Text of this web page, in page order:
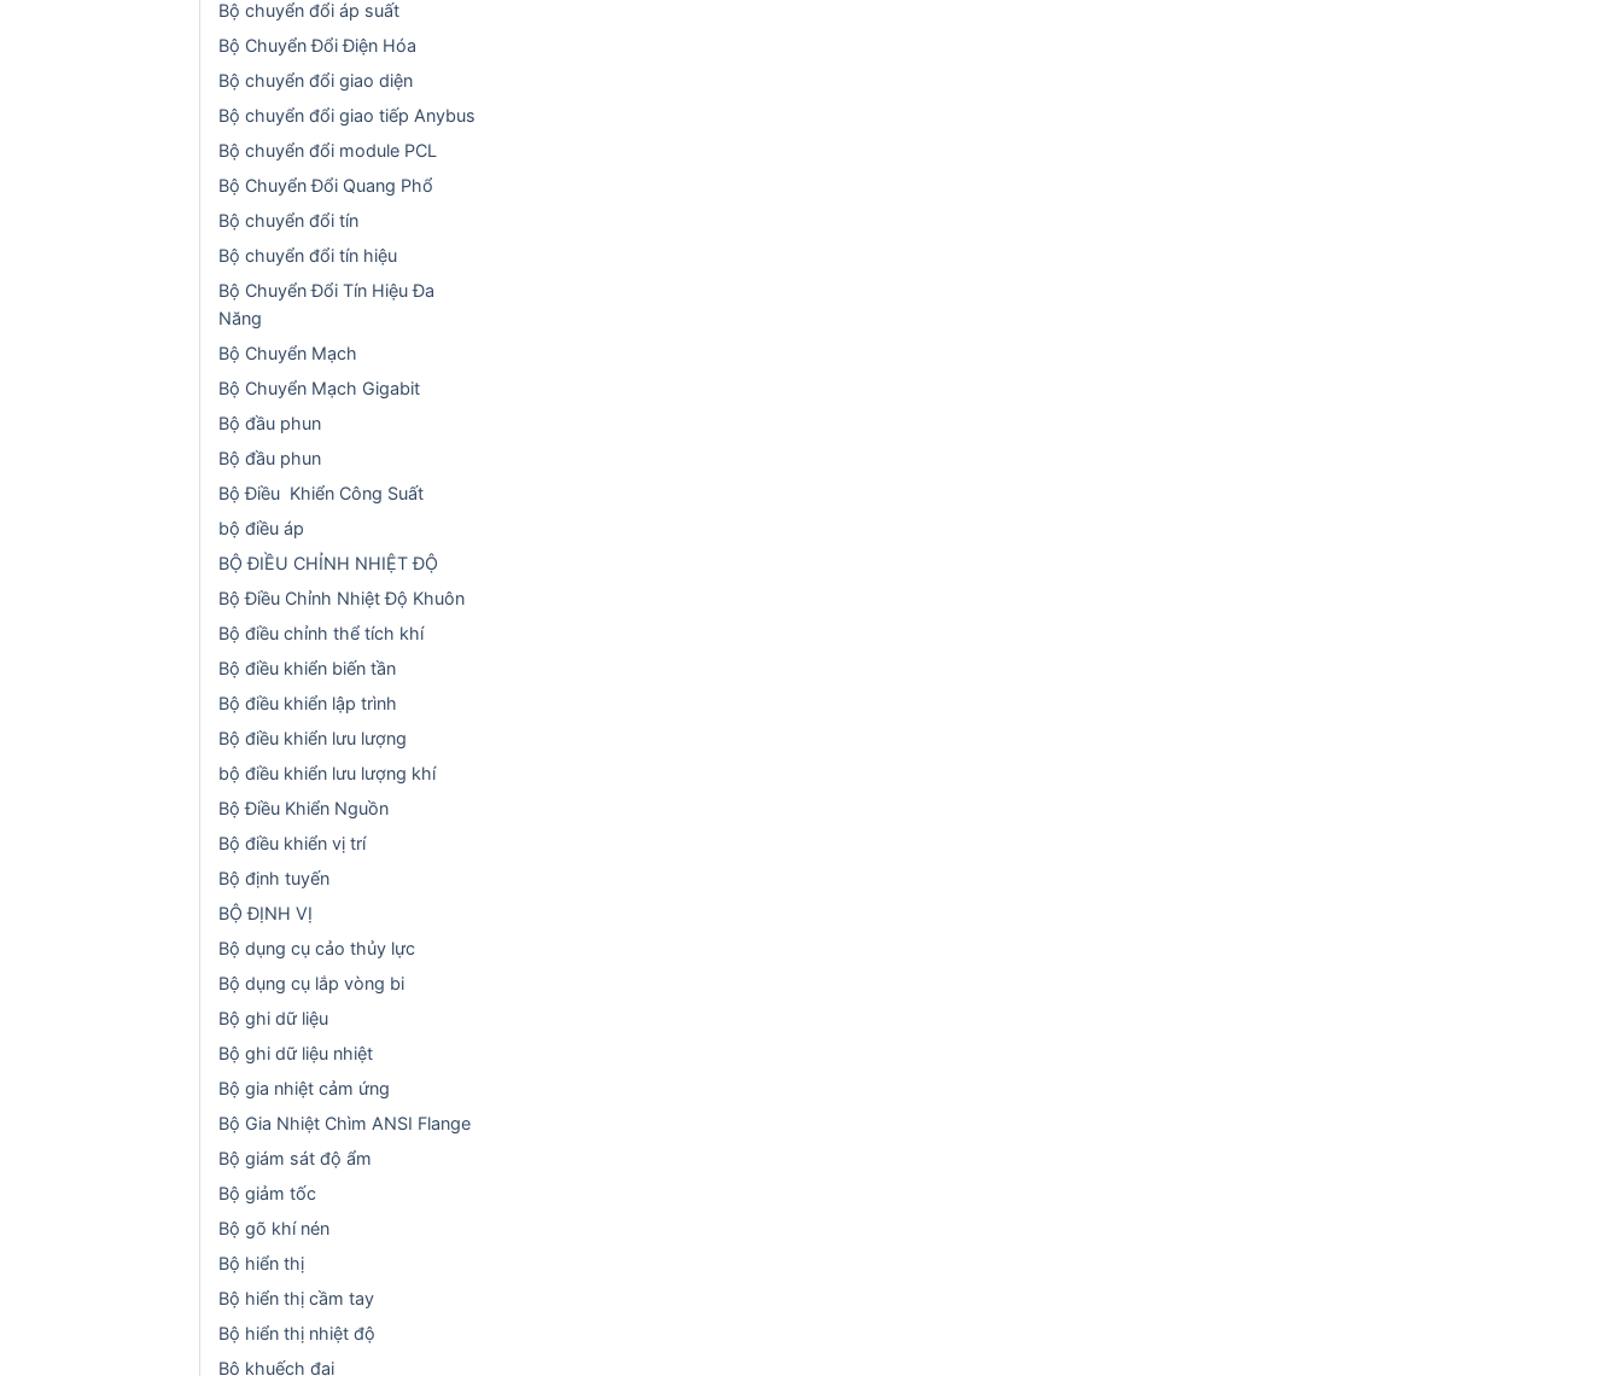
Bộ chuyển đổi áp suất
Bộ Chuyển Đổi Điện Hóa
Bộ chuyển đổi giao diện
Bộ chuyển đổi giao tiếp Anybus
Bộ chuyển đổi module PCL
Bộ Chuyển Đổi Quang Phổ
Bộ chuyển đổi tín
Bộ chuyển đổi tín hiệu
Bộ Chuyển Đổi Tín Hiệu Đa
Năng
Bộ Chuyển Mạch
Bộ Chuyển Mạch Gigabit
Bộ đầu phun
Bộ đầu phun
Bộ Điều Khiển Công Suất
bộ điều áp
BỘ ĐIỀU CHỈNH NHIỆT ĐỘ
Bộ Điều Chỉnh Nhiệt Độ Khuôn
Bộ điều chỉnh thể tích khí
Bộ điều khiển biến tần
Bộ điều khiển lập trình
Bộ điều khiển lưu lượng
bộ điều khiển lưu lượng khí
Bộ Điều Khiển Nguồn
Bộ điều khiển vị trí
Bộ định tuyến
BỘ ĐỊNH VỊ
Bộ dụng cụ cảo thủy lực
Bộ dụng cụ lắp vòng bi
Bộ ghi dữ liệu
Bộ ghi dữ liệu nhiệt
Bộ gia nhiệt cảm ứng
Bộ Gia Nhiệt Chìm ANSI Flange
Bộ giám sát độ ẩm
Bộ giảm tốc
Bộ gõ khí nén
Bộ hiển thị
Bộ hiển thị cầm tay
Bộ hiển thị nhiệt độ
Bộ khuếch đại